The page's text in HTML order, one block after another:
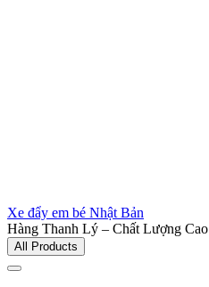
Xe đẩy em bé Nhật Bản
Hàng Thanh Lý – Chất Lượng Cao
All Products